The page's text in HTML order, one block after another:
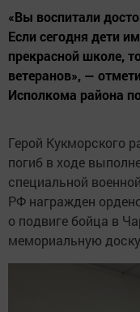
«Вы воспитали
Если сегодня дети
прекрасной школе,
ветеранов», —
Исполкома района
Герой Кукморского
погиб в ходе
специальной
РФ награжден
о подвиге бойца в
мемориальную